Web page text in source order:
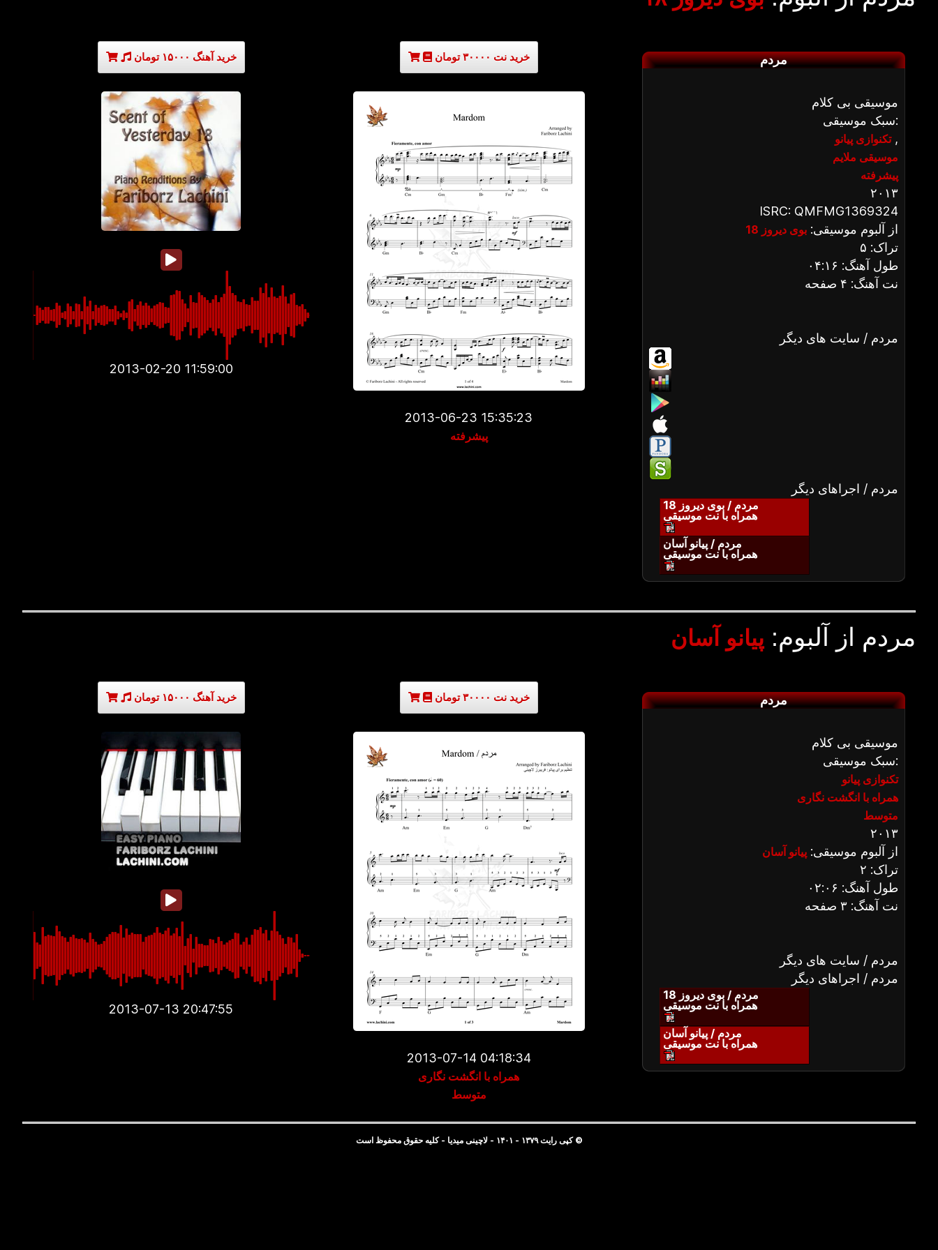
خرید آهنگ ۱۵۰۰۰ تومان
2013-02-20 11:59:00
خرید نت ۳۰۰۰۰ تومان
2013-06-23 15:35:23
پیشرفته
مردم
موسیقی بی کلام
سبک موسیقی:
تکنوازی پیانو,
موسیقی ملایم
پیشرفته
۲۰۱۳
ISRC: QMFMG1369324
از آلبوم موسیقی:بوی دیروز 18
تراک: ۵
طول آهنگ: ۰۴:۱۶
نت آهنگ: ۴ صفحه
مردم / سایت های دیگر
مردم / اجراهای دیگر
مردم / بوی دیروز 18
همراه با نت موسیقی
مردم / پیانو آسان
همراه با نت موسیقی
مردم از آلبوم: پیانو آسان
خرید آهنگ ۱۵۰۰۰ تومان
2013-07-13 20:47:55
خرید نت ۳۰۰۰۰ تومان
2013-07-14 04:18:34
همراه با انگشت نگاری
متوسط
مردم
موسیقی بی کلام
سبک موسیقی:
تکنوازی پیانو
همراه با انگشت نگاری
متوسط
۲۰۱۳
از آلبوم موسیقی:پیانو آسان
تراک: ۲
طول آهنگ: ۰۲:۰۶
نت آهنگ: ۳ صفحه
مردم / سایت های دیگر
مردم / اجراهای دیگر
مردم / بوی دیروز 18
همراه با نت موسیقی
مردم / پیانو آسان
همراه با نت موسیقی
© کپی رایت ۱۳۷۹ - ۱۴۰۱ - لاچینی میدیا - کلیه حقوق محفوظ است